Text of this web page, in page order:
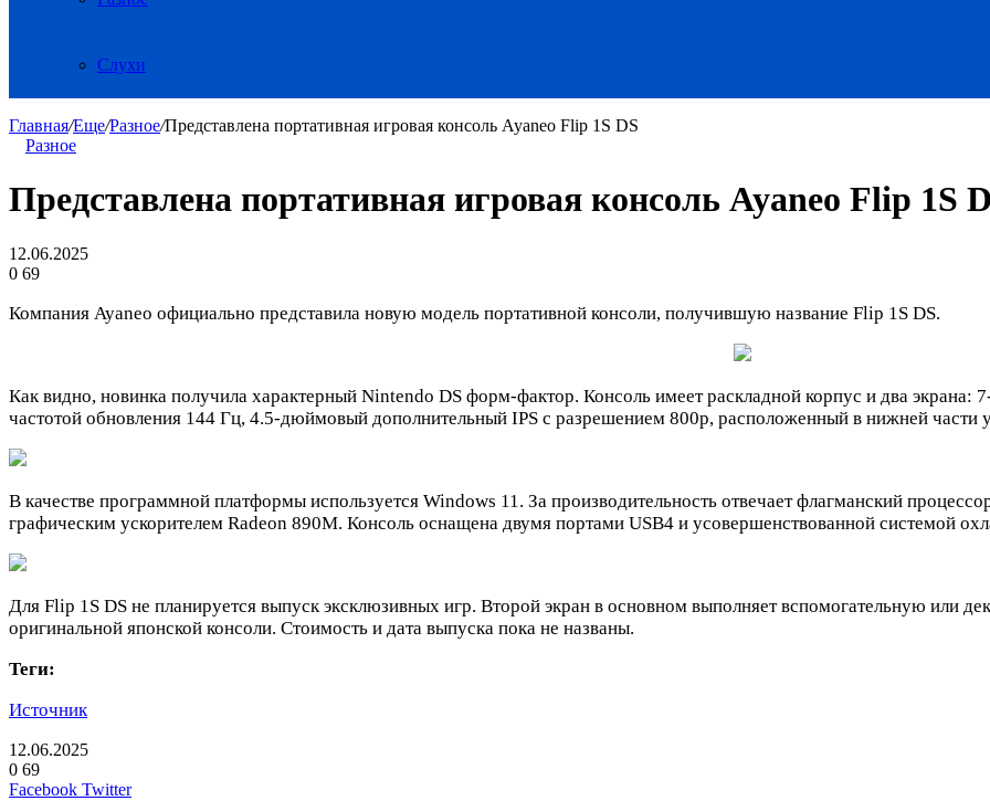
Слухи
Главная/Еще/Разное/Представлена портативная игровая консоль Ayaneo Flip 1S DS
Разное
Представлена портативная игровая консоль Ayaneo Flip 1S
12.06.2025
0 69
Компания Ayaneo официально представила новую модель портативной консоли, получившую название Flip 1S DS.
Как видно, новинка получила характерный Nintendo DS форм-фактор. Консоль имеет раскладной корпус и два
частотой обновления 144 Гц, 4.5-дюймовый дополнительный IPS с разрешением 800p, расположенный в нижней части
В качестве программной платформы используется Windows 11. За производительность отвечает флагманский
графическим ускорителем Radeon 890M. Консоль оснащена двумя портами USB4 и усовершенствованной системой
Для Flip 1S DS не планируется выпуск эксклюзивных игр. Второй экран в основном выполняет вспомогательную или
оригинальной японской консоли. Стоимость и дата выпуска пока не названы.
Теги:
Источник
12.06.2025
0 69
Facebook TwitterLinkedIn
Pinterest
Вконтакте
Одноклассники
Skype
WhatsApp
Telegram
Viber